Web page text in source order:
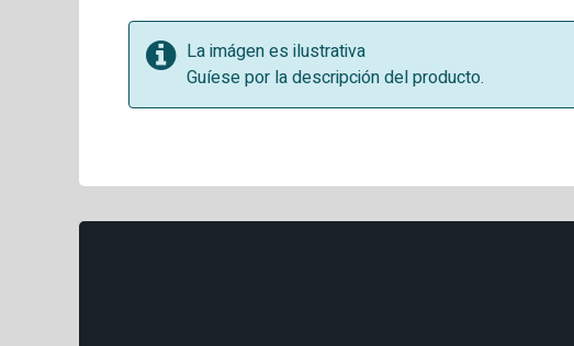
La imágen es ilustrativa
Guíese por la descripción del producto.